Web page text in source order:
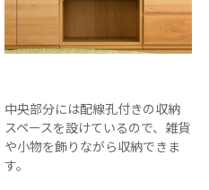
中央部分には配線孔付きの収納
スペースを設けているので、雑貨
や小物を飾りながら収納できま
す。